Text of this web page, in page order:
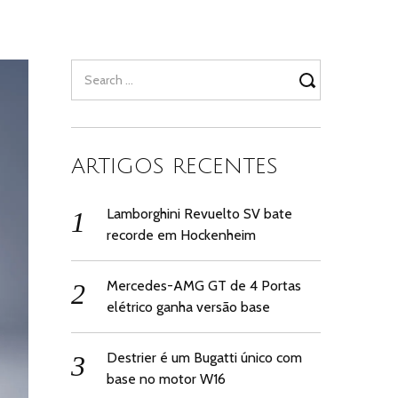
for:
ARTIGOS RECENTES
Lamborghini Revuelto SV bate
recorde em Hockenheim
Mercedes-AMG GT de 4 Portas
elétrico ganha versão base
Destrier é um Bugatti único com
base no motor W16